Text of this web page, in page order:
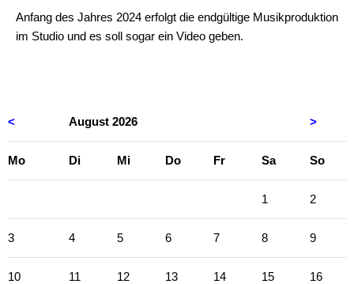
Deutsch
Geschichte
Italienisch
Anfang des Jahres 2024 erfolgt die endgültige Musikproduktion
im Studio und es soll sogar ein Video geben.
< August 2026 >
Montag Dienstag MittwochDonnerstag
Freitag Samstag So
1 2
3 4 5 6 7 8 9
10 11 12 13 14 15 16